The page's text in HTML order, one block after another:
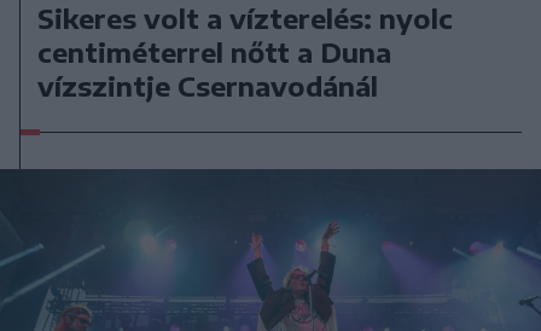
Sikeres volt a vízterelés: nyolc
centiméterrel nőtt a Duna
vízszintje Csernavodánál